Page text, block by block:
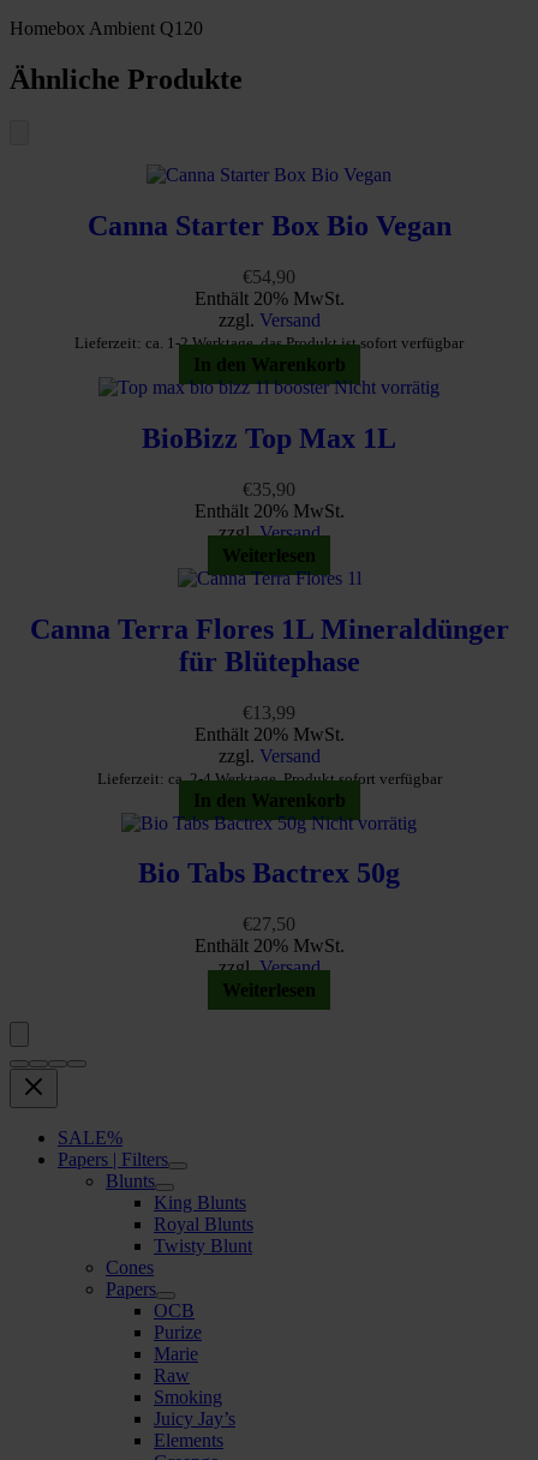
Homebox Ambient Q120
Ähnliche Produkte
Canna Starter Box Bio Vegan
€54,90
Enthält 20% MwSt.
zzgl. Versand
Lieferzeit: ca. 1-2 Werktage, das Produkt ist sofort verfügbar
In den Warenkorb
Nicht vorrätig
BioBizz Top Max 1L
€35,90
Enthält 20% MwSt.
zzgl.Versand
Weiterlesen
Canna Terra Flores 1L Mineraldünger
für Blütephase
€13,99
Enthält 20% MwSt.
zzgl. Versand
Lieferzeit: ca. 2-4 Werktage, Produkt sofort verfügbar
In den Warenkorb
Nicht vorrätig
Bio Tabs Bactrex 50g
€27,50
Enthält 20% MwSt.
zzgl.Versand
Weiterlesen
SALE%
Papers | Filters
Blunts
King Blunts
Royal Blunts
Twisty Blunt
Cones
Papers
OCB
Purize
Marie
Raw
Smoking
Juicy Jay’s
Elements